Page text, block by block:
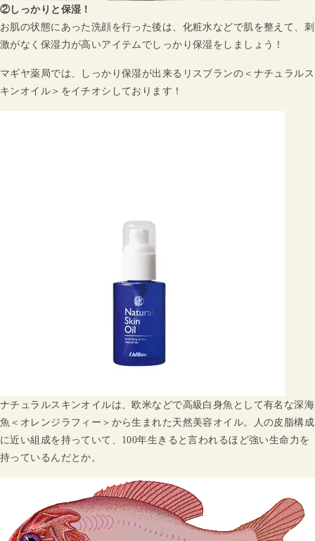
②しっかりと保湿！
お肌の状態にあった洗顔を行った後は、化粧水などで肌を整えて、刺
激がなく保湿力が高いアイテムでしっかり保湿をしましょう！
マギヤ薬局では、しっかり保湿が出来るリスブランの＜ナチュラルス
キンオイル＞をイチオシしております！
ナチュラルスキンオイルは、欧米などで高級白身魚として有名な深海
魚＜オレンジラフィー＞から生まれた天然美容オイル。人の皮脂構成
に近い組成を持っていて、100年生きると言われるほど強い生命力を
持っているんだとか。